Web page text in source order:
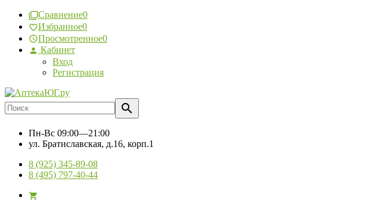
Сравнение0
Избранное0
Просмотренное0
Кабинет
Вход
Регистрация
Пн-Вс 09:00—21:00
ул. Братиславская, д.16, корп.1
8 (925) 345-89-08
8 (495) 797-40-44